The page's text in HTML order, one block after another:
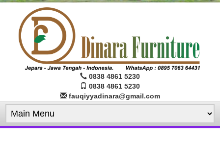
0838 4861 5230
0838 4861 5230
fauqiyyadinara@gmail.com